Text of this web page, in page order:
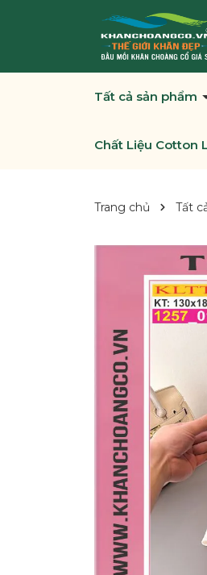
Tất cả sản phẩm
Chất Liệu Cotton
Trang chủ Tất